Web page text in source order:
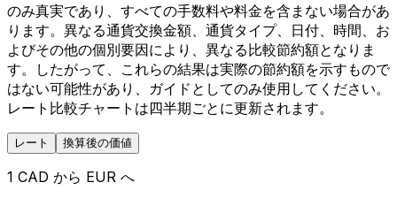
のみ真実であり、すべての手数料や料金を含まない場合があ
ります。異なる通貨交換金額、通貨タイプ、日付、時間、お
よびその他の個別要因により、異なる比較節約額となりま
す。したがって、これらの結果は実際の節約額を示すもので
はない可能性があり、ガイドとしてのみ使用してください。
レート比較チャートは四半期ごとに更新されます。
レート 換算後の価値
1 CAD から EUR へ